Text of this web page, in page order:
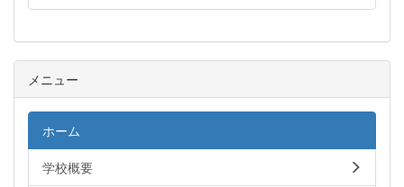
メニュー
ホーム
学校概要